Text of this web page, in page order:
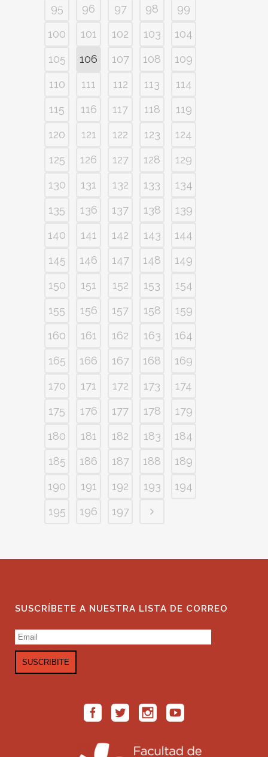
95
96 97 98
99
100
101 102 103
104
105
106 107 108
109
110
111 112 113
114
115
116 117 118
119
120
121 122 123
124
125
126 127 128
129
130
131 132 133
134
135
136 137 138
139
140
141 142 143
144
145
146 147 148
149
150
151 152 153
154
155
156 157 158
159
160
161 162 163
164
165
166 167 168
169
170
171 172 173
174
175
176 177 178
179
180
181 182 183
184
185
186 187 188
189
190
191 192 193
194
195
196 197
SUSCRÍBETE A NUESTRA LISTA DE CORREO